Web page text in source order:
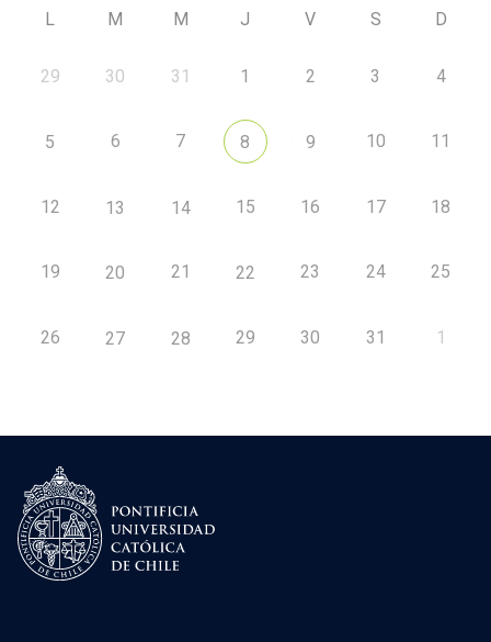
L M M J V S D
29 30 31 1 2 3 4
5 6 7 8 9 10 11
12 13 14 15 16 17 18
19 20 21 22 23 24 25
26 27 28 29 30 31 1